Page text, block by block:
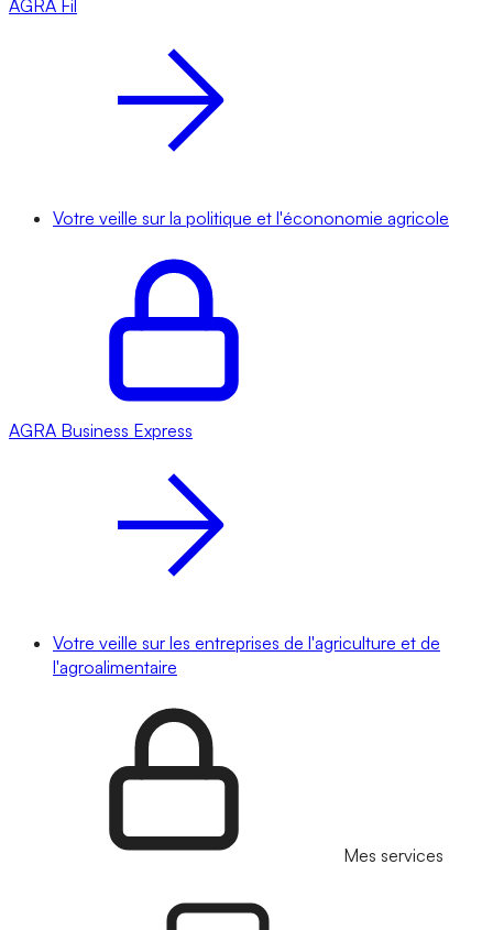
AGRA Fil
Votre veille sur la politique et l'écononomie agricole
AGRA Business Express
Votre veille sur les entreprises de l'agriculture et de
l'agroalimentaire
Mes services